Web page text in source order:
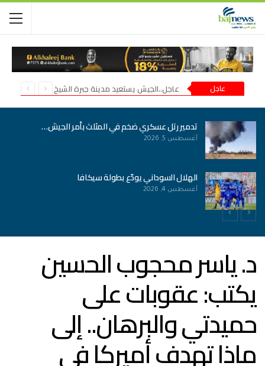
عاجل عاجل..الجيش يستعيد مدينة جبرة الشيخ في شمال كردفان
الجمارك السودانية تحسم الجدل بشأن منظومات…
أغسطس 4, 2026
مقتل قائد ميداني بارز في ميليشيا الدعم السريع
أغسطس 4, 2026
د. ياسر محجوب الحسين
يكتب: عقوبات على
حميدتي والبرهان.. إلى
ماذا تهدف أميركا في